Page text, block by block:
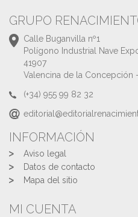
GRUPO
Calle Buganvilla nº1
Polígono Industrial Nave
41907
Valencina de la Concepción
(+34) 955 99 82 32
INFORMACIÓN
Aviso legal
Datos de contacto
Mapa del sitio
MI CUENTA